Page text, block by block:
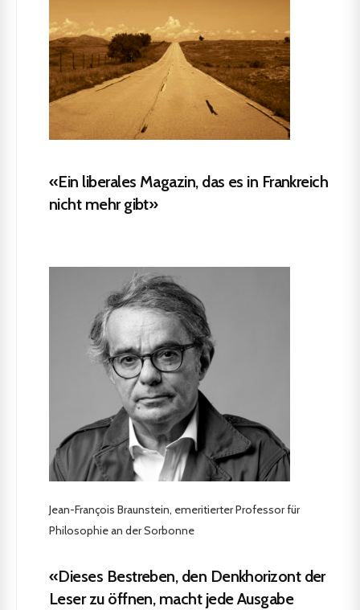
«Ein liberales Magazin, das es in Frankreich
nicht mehr gibt»
Jean-François Braunstein, emeritierter Professor für
Philosophie an der Sorbonne
«Dieses Bestreben, den Denkhorizont der
Leser zu öffnen, macht jede Ausgabe